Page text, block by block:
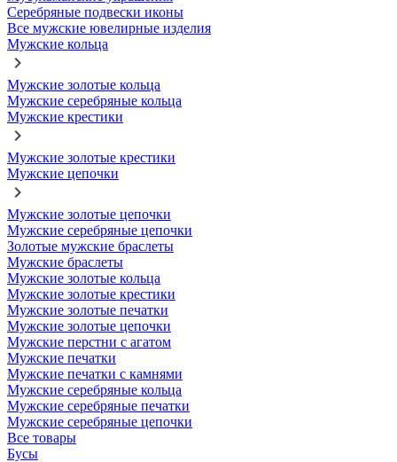
Серебряные подвески иконы
Все мужские ювелирные изделия
Мужские кольца
Мужские золотые кольца
Мужские серебряные кольца
Мужские крестики
Мужские золотые крестики
Мужские цепочки
Мужские золотые цепочки
Мужские серебряные цепочки
Золотые мужские браслеты
Мужские браслеты
Мужские золотые кольца
Мужские золотые крестики
Мужские золотые печатки
Мужские золотые цепочки
Мужские перстни с агатом
Мужские печатки
Мужские печатки с камнями
Мужские серебряные кольца
Мужские серебряные печатки
Мужские серебряные цепочки
Все товары
Бусы